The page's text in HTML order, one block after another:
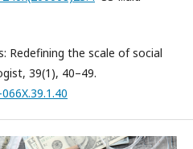
Redefining the scale of social
39(1), 40–49.